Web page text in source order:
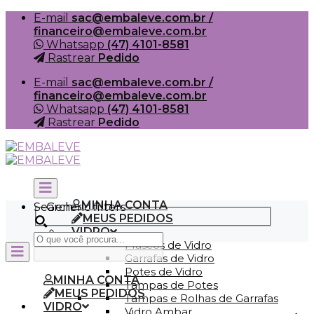
Skip
content
E-mail sac@embaleve.com.br /
financeiro@embaleve.com.br
Whatsapp (47) 4101-8581
Rastrear Pedido
E-mail sac@embaleve.com.br /
financeiro@embaleve.com.br
Whatsapp (47) 4101-8581
Rastrear Pedido
MINHA CONTA
MEUS PEDIDOS
VIDRO
Frascos de Vidro
Garrafas de Vidro
Potes de Vidro
Tampas de Potes
Tampas e Rolhas de Garrafas
Search
Generic filters
MINHA CONTA
MEUS PEDIDOS
VIDRO